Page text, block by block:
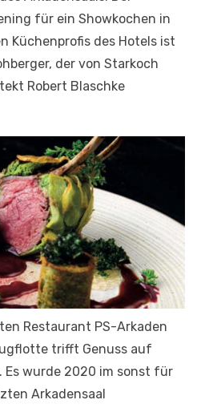
für ein Showkochen in
Küchenprofis des Hotels ist
der von Starkoch
Robert Blaschke
Restaurant PS-Arkaden
trifft Genuss auf
Es wurde 2020 im sonst für
Arkadensaal